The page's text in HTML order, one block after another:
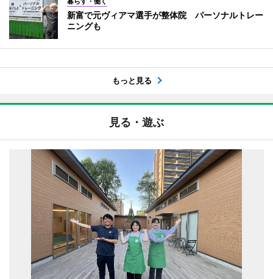
新富で元ヴィアマ選手が整体院 パーソナルトレー
ニングも
もっと見る
見る・遊ぶ